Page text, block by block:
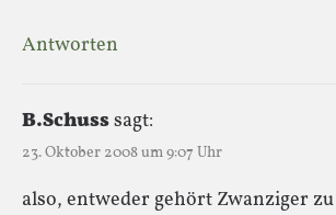
Antworten
B.Schusssagt:
23. Oktober 2008 um 9:07 Uhr
also, entweder gehört Zwanziger